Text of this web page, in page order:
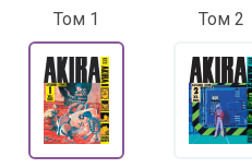
Том 1 Том 2